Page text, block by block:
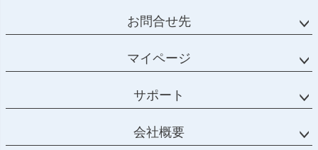
お問合せ先
マイページ
サポート
会社概要